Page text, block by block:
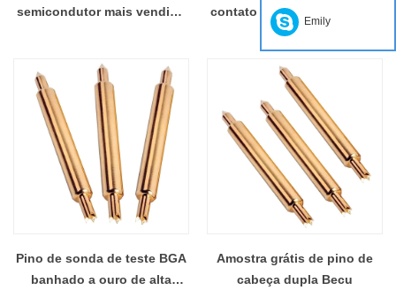
semicondutor mais vendido
contato de cabeça dupla de
2,20 mm para fornecedor da
China
Pino de sonda de teste BGA
banhado a ouro de alta
Amostra grátis de pino de
cabeça dupla Becu
Emily